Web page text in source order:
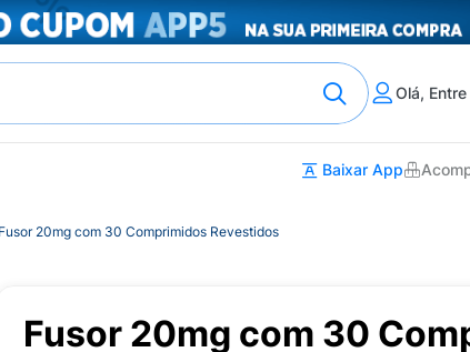
Olá,
Baixar App
Fusor 20mg com 30 Comprimidos Revestidos
Fusor 20mg com 30